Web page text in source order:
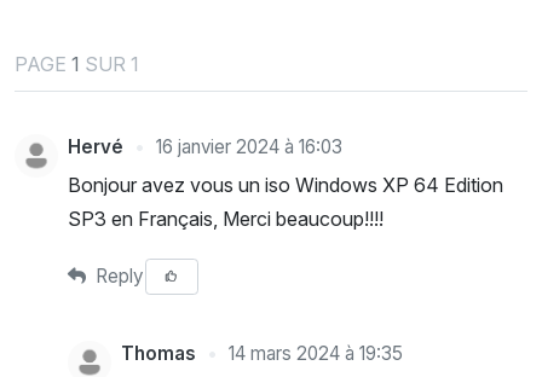
PAGE 1 SUR 1
Hervé 16 janvier 2024 à 16:03
Bonjour avez vous un iso Windows XP 64 Edition
SP3 en Français, Merci beaucoup!!!!
Reply
Thomas 14 mars 2024 à 19:35